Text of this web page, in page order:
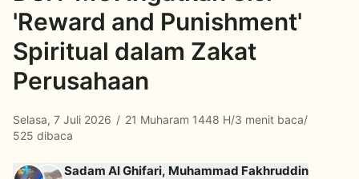
'Reward and Punishment'
Spiritual dalam Zakat
Perusahaan
Selasa, 7 Juli 2026 / 21 Muharam 1448 H/3 menit baca/
525 dibaca
Sadam Al Ghifari, Muhammad Fakhruddin